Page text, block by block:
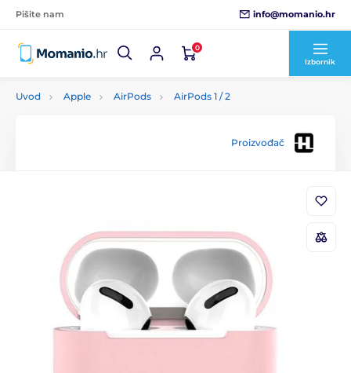
Pišite nam info@momanio.hr
0
Izbornik
Uvod Apple AirPods AirPods 1 / 2
Proizvođač